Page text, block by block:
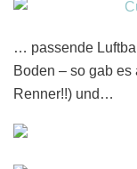
… passende
Boden – so gab
Renner!!) und…